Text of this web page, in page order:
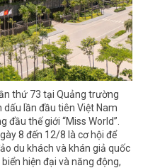
thứ 73 tại Quảng trường
dấu lần đầu tiên Việt Nam
thế giới “Miss World”.
8 đến 12/8 là cơ hội để
du khách và khán giả quốc
hiện đại và năng động,